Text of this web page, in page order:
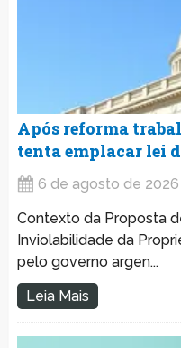
Após reforma
tenta emplacar lei
6 de agosto de 2026
Contexto da Proposta
Inviolabilidade da
pelo governo argen...
Leia Mais